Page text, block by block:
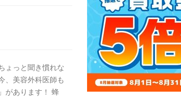
ょっと聞き慣れな
、美容外科医師も
があります！ 蜂